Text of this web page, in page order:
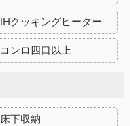
IHクッキングヒーター
コンロ四口以上
床下収納